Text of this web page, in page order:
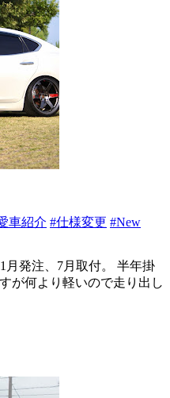
車紹介 #仕様変更 #New
月発注、7月取付。 半年掛
が何より軽いので走り出し